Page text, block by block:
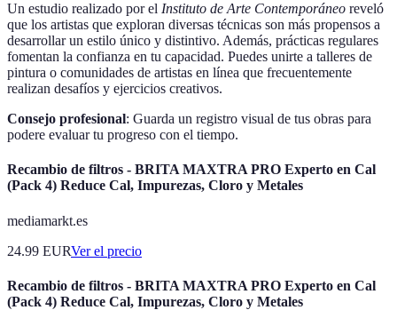
Un estudio realizado por el Instituto de Arte Contemporáneo reveló
que los artistas que exploran diversas técnicas son más propensos a
desarrollar un estilo único y distintivo. Además, prácticas regulares
fomentan la confianza en tu capacidad. Puedes unirte a talleres de
pintura o comunidades de artistas en línea que frecuentemente
realizan desafíos y ejercicios creativos.
Consejo profesional: Guarda un registro visual de tus obras para
podere evaluar tu progreso con el tiempo.
Recambio de filtros - BRITA MAXTRA PRO Experto en Cal
(Pack 4) Reduce Cal, Impurezas, Cloro y Metales
mediamarkt.es
24.99 EURVer el precio
Recambio de filtros - BRITA MAXTRA PRO Experto en Cal
(Pack 4) Reduce Cal, Impurezas, Cloro y Metales